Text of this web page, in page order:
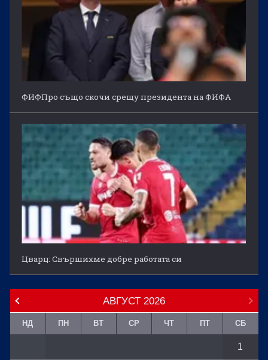
ФИФПро също скочи срещу президента на ФИФА
Цварц: Свършихме добре работата си
АВГУСТ 2026
НД ПН ВТ СР ЧТ ПТ СБ
1